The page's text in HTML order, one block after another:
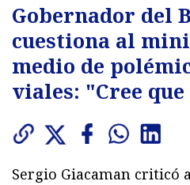
Gobernador del
cuestiona al
medio de
viales: "Cree que
Sergio Giacaman criticó